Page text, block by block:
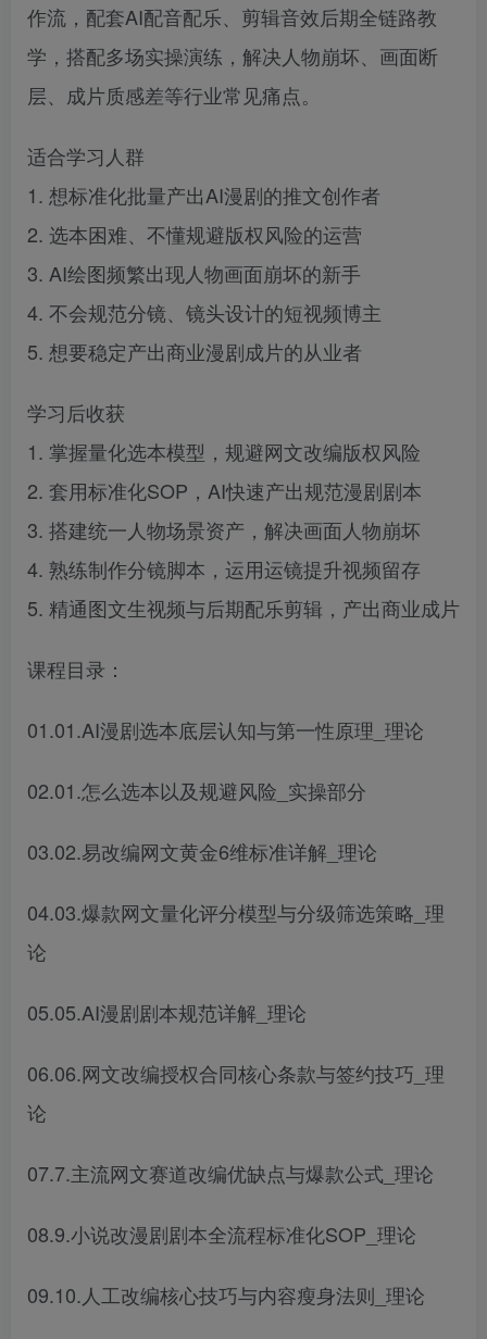
作流，配套AI配音配乐、剪辑音效后期全链路教
学，搭配多场实操演练，解决人物崩坏、画面断
层、成片质感差等行业常见痛点。
适合学习人群
1. 想标准化批量产出AI漫剧的推文创作者
2. 选本困难、不懂规避版权风险的运营
3. AI绘图频繁出现人物画面崩坏的新手
4. 不会规范分镜、镜头设计的短视频博主
5. 想要稳定产出商业漫剧成片的从业者
学习后收获
1. 掌握量化选本模型，规避网文改编版权风险
2. 套用标准化SOP，AI快速产出规范漫剧剧本
3. 搭建统一人物场景资产，解决画面人物崩坏
4. 熟练制作分镜脚本，运用运镜提升视频留存
5. 精通图文生视频与后期配乐剪辑，产出商业成片
课程目录：
01.01.AI漫剧选本底层认知与第一性原理_理论
02.01.怎么选本以及规避风险_实操部分
03.02.易改编网文黄金6维标准详解_理论
04.03.爆款网文量化评分模型与分级筛选策略_理
论
05.05.AI漫剧剧本规范详解_理论
06.06.网文改编授权合同核心条款与签约技巧_理
论
07.7.主流网文赛道改编优缺点与爆款公式_理论
08.9.小说改漫剧剧本全流程标准化SOP_理论
09.10.人工改编核心技巧与内容瘦身法则_理论